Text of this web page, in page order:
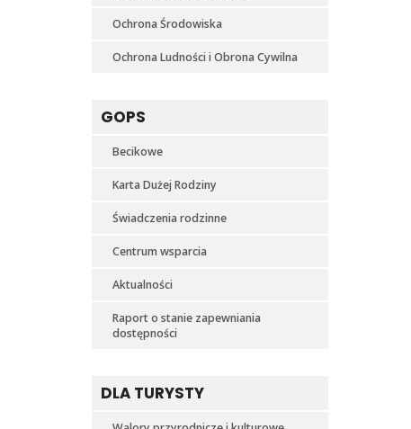
Ochrona Środowiska
Ochrona Ludności i Obrona Cywilna
GOPS
Becikowe
Karta Dużej Rodziny
Świadczenia rodzinne
Centrum wsparcia
Aktualności
Raport o stanie zapewniania
dostępności
DLA TURYSTY